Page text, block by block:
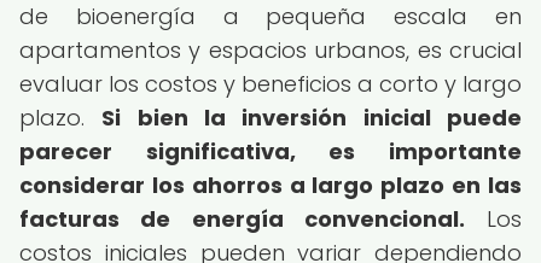
de bioenergía a pequeña escala en
apartamentos y espacios urbanos, es crucial
evaluar los costos y beneficios a corto y largo
plazo. Si bien la inversión inicial puede
parecer significativa, es importante
considerar los ahorros a largo plazo en las
facturas de energía convencional. Los
costos iniciales pueden variar dependiendo